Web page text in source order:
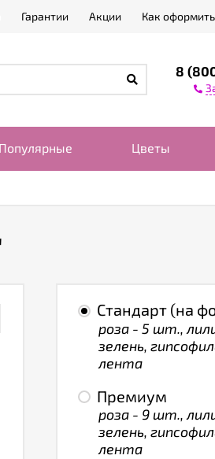
Гарантии Акции Как
8
Популярные Цветы
Стандарт (на
роза - 5 шт.,
зелень,
лента
Премиум
роза - 9 шт.,
зелень,
лента